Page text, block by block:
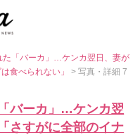
た「バーカ」…ケンカ翌日、妻が
は食べられない」> 写真・詳細 7
バーカ」…ケンカ翌
さすがに全部のイナ